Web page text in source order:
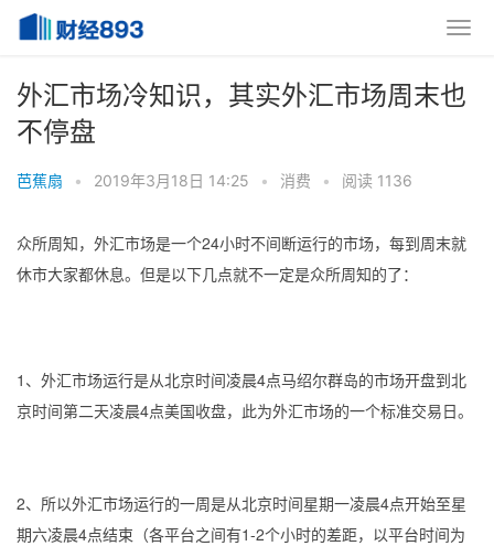
外汇市场冷知识，其实外汇市场周末也
不停盘
芭蕉扇 • 2019年3月18日 14:25 • 消费 • 阅读 1136
众所周知，外汇市场是一个24小时不间断运行的市场，每到周末就
休市大家都休息。但是以下几点就不一定是众所周知的了：
1、外汇市场运行是从北京时间凌晨4点马绍尔群岛的市场开盘到北
京时间第二天凌晨4点美国收盘，此为外汇市场的一个标准交易日。
2、所以外汇市场运行的一周是从北京时间星期一凌晨4点开始至星
期六凌晨4点结束（各平台之间有1-2个小时的差距，以平台时间为